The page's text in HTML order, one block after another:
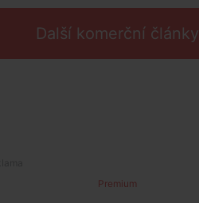
Další komerční články
Premium